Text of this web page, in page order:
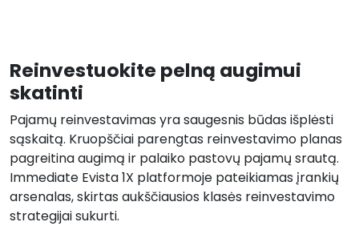
Reinvestuokite pelną augimui
skatinti
Pajamų reinvestavimas yra saugesnis būdas išplėsti
sąskaitą. Kruopščiai parengtas reinvestavimo planas
pagreitina augimą ir palaiko pastovų pajamų srautą.
Immediate Evista 1X platformoje pateikiamas įrankių
arsenalas, skirtas aukščiausios klasės reinvestavimo
strategijai sukurti.